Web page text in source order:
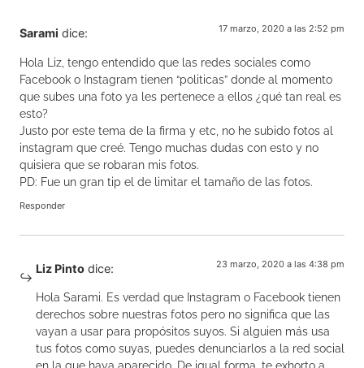
Sarami dice: 17 marzo, 2020 a las 2:52 pm
Hola Liz, tengo entendido que las redes sociales como
Facebook o Instagram tienen “politicas” donde al momento
que subes una foto ya les pertenece a ellos ¿qué tan real es
esto?
Justo por este tema de la firma y etc, no he subido fotos al
instagram que creé. Tengo muchas dudas con esto y no
quisiera que se robaran mis fotos.
PD: Fue un gran tip el de limitar el tamaño de las fotos.
Responder
Liz Pinto dice: 23 marzo, 2020 a las 4:38 pm
Hola Sarami. Es verdad que Instagram o Facebook tienen
derechos sobre nuestras fotos pero no significa que las
vayan a usar para propósitos suyos. Si alguien más usa
tus fotos como suyas, puedes denunciarlos a la red social